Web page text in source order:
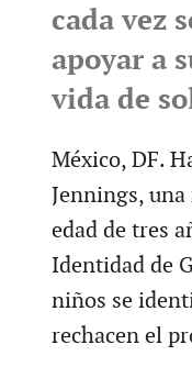
cada vez
apoyar a
vida de
México, DF.
Jennings,
edad de tres
Identidad de
niños se
rechacen el